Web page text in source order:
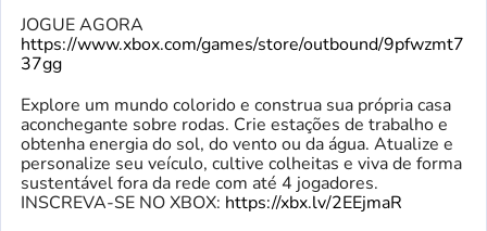
JOGUE AGORA
https://www.xbox.com/games/store/outbound/9pfwzmt7
37gg
Explore um mundo colorido e construa sua própria casa
aconchegante sobre rodas. Crie estações de trabalho e
obtenha energia do sol, do vento ou da água. Atualize e
personalize seu veículo, cultive colheitas e viva de forma
sustentável fora da rede com até 4 jogadores.
INSCREVA-SE NO XBOX: https://xbx.lv/2EEjmaR